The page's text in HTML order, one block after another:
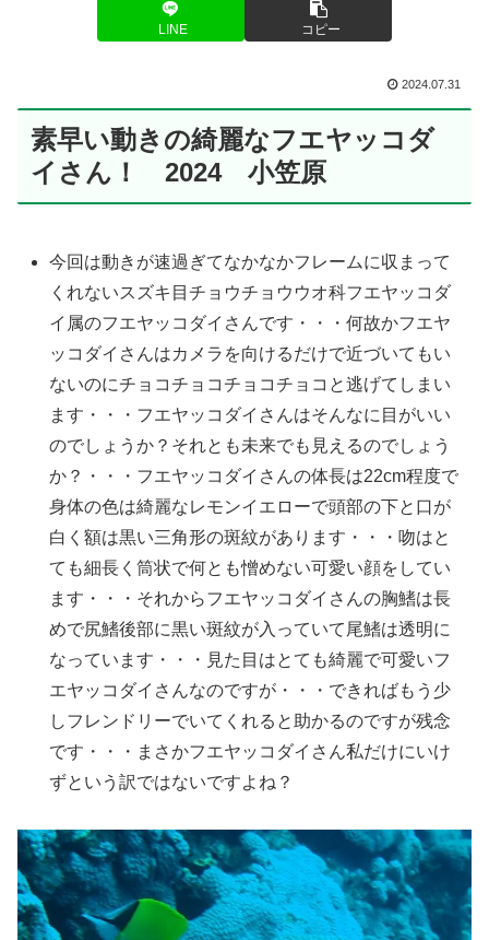
LINE コピー
2024.07.31
素早い動きの綺麗なフエヤッコダ
イさん！ 2024 小笠原
今回は動きが速過ぎてなかなかフレームに収まって
くれないスズキ目チョウチョウウオ科フエヤッコダ
イ属のフエヤッコダイさんです・・・何故かフエヤ
ッコダイさんはカメラを向けるだけで近づいてもい
ないのにチョコチョコチョコチョコと逃げてしまい
ます・・・フエヤッコダイさんはそんなに目がいい
のでしょうか？それとも未来でも見えるのでしょう
か？・・・フエヤッコダイさんの体長は22cm程度で
身体の色は綺麗なレモンイエローで頭部の下と口が
白く額は黒い三角形の斑紋があります・・・吻はと
ても細長く筒状で何とも憎めない可愛い顔をしてい
ます・・・それからフエヤッコダイさんの胸鰭は長
めで尻鰭後部に黒い斑紋が入っていて尾鰭は透明に
なっています・・・見た目はとても綺麗で可愛いフ
エヤッコダイさんなのですが・・・できればもう少
しフレンドリーでいてくれると助かるのですが残念
です・・・まさかフエヤッコダイさん私だけにいけ
ずという訳ではないですよね？